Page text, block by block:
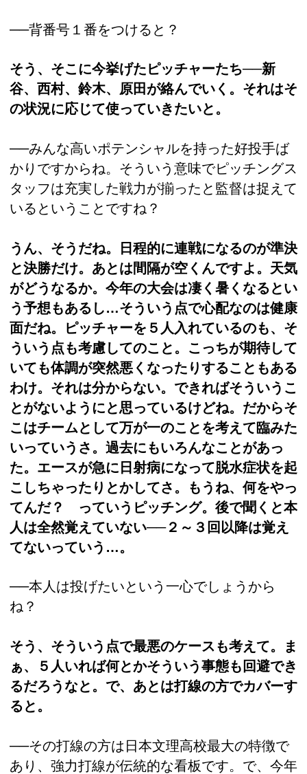
──背番号１番をつけると？
そう、そこに今挙げたピッチャーたち──新
谷、西村、鈴木、原田が絡んでいく。それはそ
の状況に応じて使っていきたいと。
──みんな高いポテンシャルを持った好投手ば
かりですからね。そういう意味でピッチングス
タッフは充実した戦力が揃ったと監督は捉えて
いるということですね？
うん、そうだね。日程的に連戦になるのが準決
と決勝だけ。あとは間隔が空くんですよ。天気
がどうなるか。今年の大会は凄く暑くなるとい
う予想もあるし…そういう点で心配なのは健康
面だね。ピッチャーを５人入れているのも、そ
ういう点も考慮してのこと。こっちが期待して
いても体調が突然悪くなったりすることもある
わけ。それは分からない。できればそういうこ
とがないようにと思っているけどね。だからそ
こはチームとして万が一のことを考えて臨みた
いっていうさ。過去にもいろんなことがあっ
た。エースが急に日射病になって脱水症状を起
こしちゃったりとかしてさ。もうね、何をやっ
てんだ？ っていうピッチング。後で聞くと本
人は全然覚えていない──２～３回以降は覚え
てないっていう…。
──本人は投げたいという一心でしょうから
ね？
そう、そういう点で最悪のケースも考えて。ま
ぁ、５人いれば何とかそういう事態も回避でき
るだろうなと。で、あとは打線の方でカバーす
ると。
──その打線の方は日本文理高校最大の特徴で
あり、強力打線が伝統的な看板です。で、今年